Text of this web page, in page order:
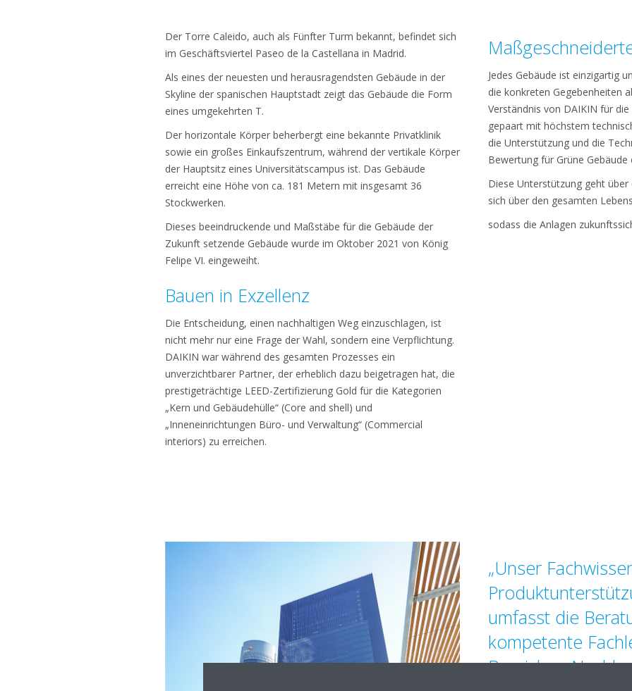
Der Torre Caleido, auch als Fünfter Turm bekannt, befindet sich
im Geschäftsviertel Paseo de la Castellana in Madrid.
Als eines der neuesten und herausragendsten Gebäude in der
Skyline der spanischen Hauptstadt zeigt das Gebäude die Form
eines umgekehrten T.
Der horizontale Körper beherbergt eine bekannte Privatklinik
sowie ein großes Einkaufszentrum, während der vertikale Körper
der Hauptsitz eines Universitätscampus ist. Das Gebäude
erreicht eine Höhe von ca. 181 Metern mit insgesamt 36
Stockwerken.
Dieses beeindruckende und Maßstäbe für die Gebäude der
Zukunft setzende Gebäude wurde im Oktober 2021 von König
Felipe VI. eingeweiht.
Bauen in Exzellenz
Die Entscheidung, einen nachhaltigen Weg einzuschlagen, ist
nicht mehr nur eine Frage der Wahl, sondern eine Verpflichtung.
DAIKIN war während des gesamten Prozesses ein
unverzichtbarer Partner, der erheblich dazu beigetragen hat, die
prestigeträchtige LEED-Zertifizierung Gold für die Kategorien
„Kern und Gebäudehülle“ (Core and shell) und
„Inneneinrichtungen Büro- und Verwaltung“ (Commercial
interiors) zu erreichen.
Jedes Gebäude ist einzigartig
die konkreten Gegebenheiten
Verständnis von DAIKIN für
gepaart mit höchstem
die Unterstützung und die
Bewertung für Grüne
Diese Unterstützung geht
sich über den gesamten
sodass die Anlagen
„Unser
umfasst die
kompetente
Bereichen